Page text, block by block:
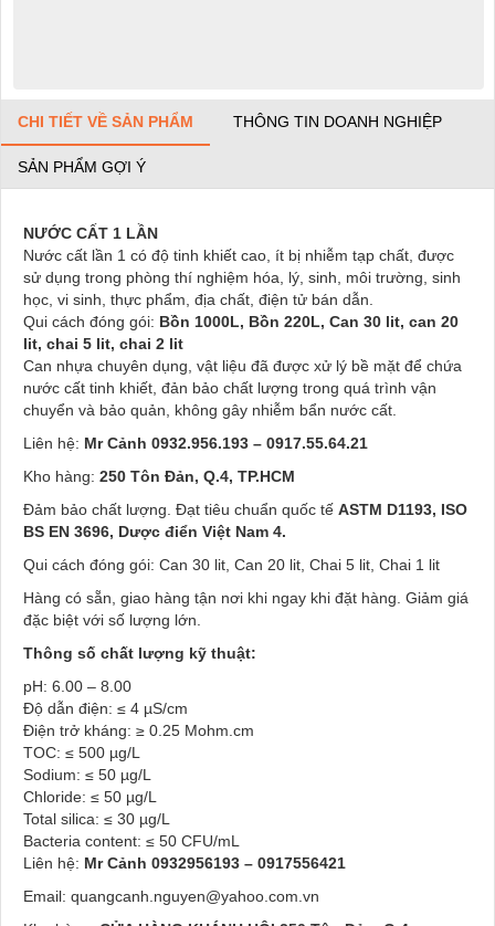
CHI TIẾT VỀ SẢN PHẨM THÔNG TIN DOANH NGHIỆP
SẢN PHẨM GỢI Ý
NƯỚC CẤT 1 LẦN
Nước cất lần 1 có độ tinh khiết cao, ít bị nhiễm tạp chất, được
sử dụng trong phòng thí nghiệm hóa, lý, sinh, môi trường, sinh
học, vi sinh, thực phẩm, địa chất, điện tử bán dẫn.
Qui cách đóng gói: Bồn 1000L, Bồn 220L, Can 30 lit, can 20
lit, chai 5 lit, chai 2 lit
Can nhựa chuyên dụng, vật liệu đã được xử lý bề mặt để chứa
nước cất tinh khiết, đản bảo chất lượng trong quá trình vận
chuyển và bảo quản, không gây nhiễm bẩn nước cất.
Liên hệ: Mr Cảnh 0932.956.193 – 0917.55.64.21
Kho hàng: 250 Tôn Đản, Q.4, TP.HCM
Đảm bảo chất lượng. Đạt tiêu chuẩn quốc tế ASTM D1193, ISO
BS EN 3696, Dược điển Việt Nam 4.
Qui cách đóng gói: Can 30 lit, Can 20 lit, Chai 5 lit, Chai 1 lit
Hàng có sẵn, giao hàng tận nơi khi ngay khi đặt hàng. Giảm giá
đặc biệt với số lượng lớn.
Thông số chất lượng kỹ thuật:
pH: 6.00 – 8.00
Độ dẫn điện: ≤ 4 µS/cm
Điện trở kháng: ≥ 0.25 Mohm.cm
TOC: ≤ 500 µg/L
Sodium: ≤ 50 µg/L
Chloride: ≤ 50 µg/L
Total silica: ≤ 30 µg/L
Bacteria content: ≤ 50 CFU/mL
Liên hệ: Mr Cảnh 0932956193 – 0917556421
Email: quangcanh.nguyen@yahoo.com.vn